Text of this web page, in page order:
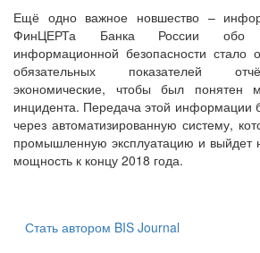
Ещё одно важное новшество –
ФинЦЕРТа Банка России обо
информационной безопасности стало
обязательных показателей
экономические, чтобы был понятен
инцидента. Передача этой информации
через автоматизированную систему,
промышленную эксплуатацию и выйдет
мощность к концу 2018 года.
Стать автором BIS Journal